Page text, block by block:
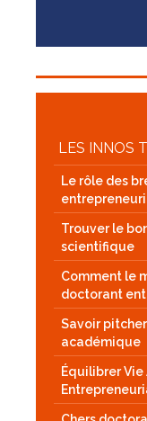
LES INNOS
Le rôle des
Trouver le
scientifique
Comment le
doctorant
Savoir
académique
Équilibrer